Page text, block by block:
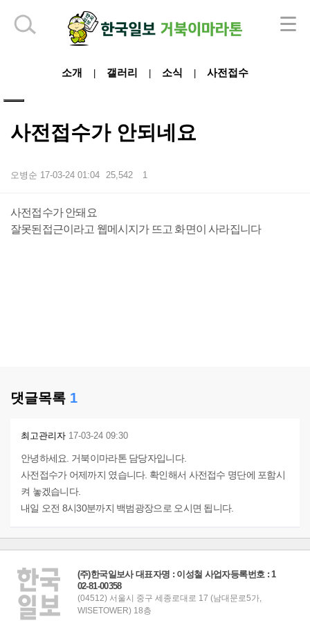
소개 갤러리 소식 사전접수
사전접수가 안되네요
오병순 17-03-24 01:04 25,542 1
본문
사전접수가 안돼요
잘못된접근이라고 웹메시지가 뜨고 화면이 사라집니다
댓글목록 1
최고관리자 17-03-24 09:30
안녕하세요. 거북이마라톤 담당자입니다.
사전접수가 어제까지 였습니다. 확인해서 사전접수 명단에 포함시
켜 놓겠습니다.
내일 오전 8시30분까지 백범광장으로 오시면 됩니다.
하단 영역
(주)한국일보사 대표자명 : 이성철 사업자등록번호 : 1
02-81-00358
(04512) 서울시 중구 세종로대로 17 (남대문로5가,
WISETOWER) 18층